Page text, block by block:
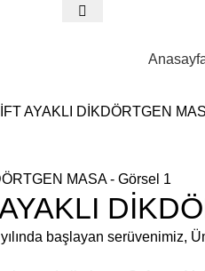
AYAKLI DİKDÖRTGEN
başlayan serüvenimiz,